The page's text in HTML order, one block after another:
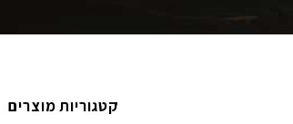
קטגוריות מוצרים